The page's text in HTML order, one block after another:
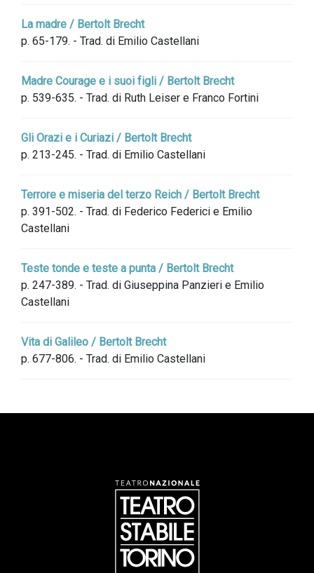
La madre / Bertolt Brecht
p. 65-179. - Trad. di Emilio Castellani
Madre Courage e i suoi figli / Bertolt Brecht
p. 539-635. - Trad. di Ruth Leiser e Franco Fortini
Gli Orazi e i Curiazi / Bertolt Brecht
p. 213-245. - Trad. di Emilio Castellani
Terrore e miseria del terzo Reich / Bertolt Brecht
p. 391-502. - Trad. di Federico Federici e Emilio
Castellani
Teste tonde e teste a punta / Bertolt Brecht
p. 247-389. - Trad. di Giuseppina Panzieri e Emilio
Castellani
Vita di Galileo / Bertolt Brecht
p. 677-806. - Trad. di Emilio Castellani